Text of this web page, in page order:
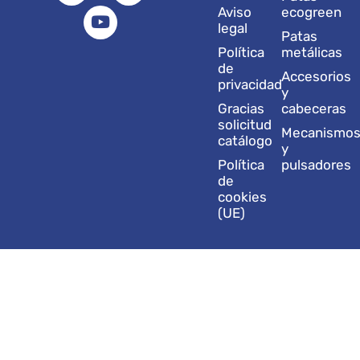
u
b
Aviso
legal
Política
de
privacidad
Gracias
solicitud
catálogo
Política
de
cookies
(UE)
ecogreen
Patas
metálicas
Accesorios
y
cabeceras
y
pulsadores